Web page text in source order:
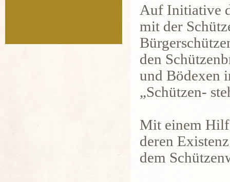
Auf Initiative
mit der
den
und Bödexen
„Schützen-
Mit einem
deren
dem